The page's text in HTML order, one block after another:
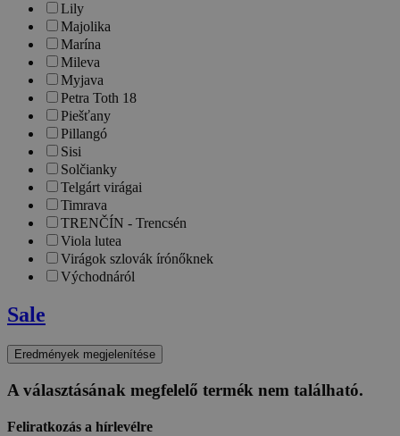
Lily
Majolika
Marína
Mileva
Myjava
Petra Toth 18
Piešťany
Pillangó
Sisi
Solčianky
Telgárt virágai
Timrava
TRENČÍN - Trencsén
Viola lutea
Virágok szlovák írónőknek
Východnáról
Sale
A választásának megfelelő termék nem található.
Feliratkozás a hírlevélre